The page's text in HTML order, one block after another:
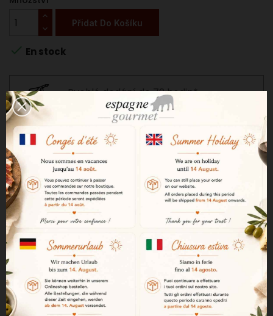
Přidat Do Košíku
 En stock
Rychlé dodání do 72 hodin*
Poštovné 9,58 € při nákupu nad 200
€. Jinak 19,66 €.
Bezpečná platba
Věrnostní program 3 %
POPIS PODROBNOSTI O PRODUKTU